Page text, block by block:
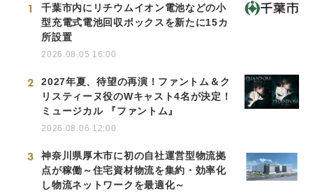
1
千葉市内にリチウムイオン電池などの小
型充電式電池回収ボックスを新たに15カ
所設置
2026.08.05 16:00
2
2027年夏、待望の再演！ファントム＆ク
リスティーヌ役のWキャスト4名が決定！
ミュージカル 『ファントム』
2026.08.06 12:00
3
神奈川県厚木市に初の自社運営型物流拠
点が稼働～住宅資材物流を集約・効率化
し物流ネットワークを最適化～